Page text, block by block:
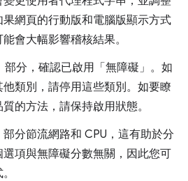
網頁的行動版和電腦版顯示方式
會大幅影響稽核結果。
部分，確認已啟用「無障礙」 。如
類別，請停用這些類別。如要瞭
的方法，請保持啟用狀態。
部分節流網路和 CPU，這有助於分
項與無障礙分數無關，因此您可